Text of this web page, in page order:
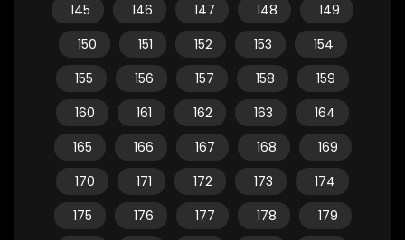
145
146 147 148
149
150
151 152 153
154
155
156 157 158
159
160
161 162 163
164
165
166 167 168
169
170
171 172 173
174
175
176 177 178
179